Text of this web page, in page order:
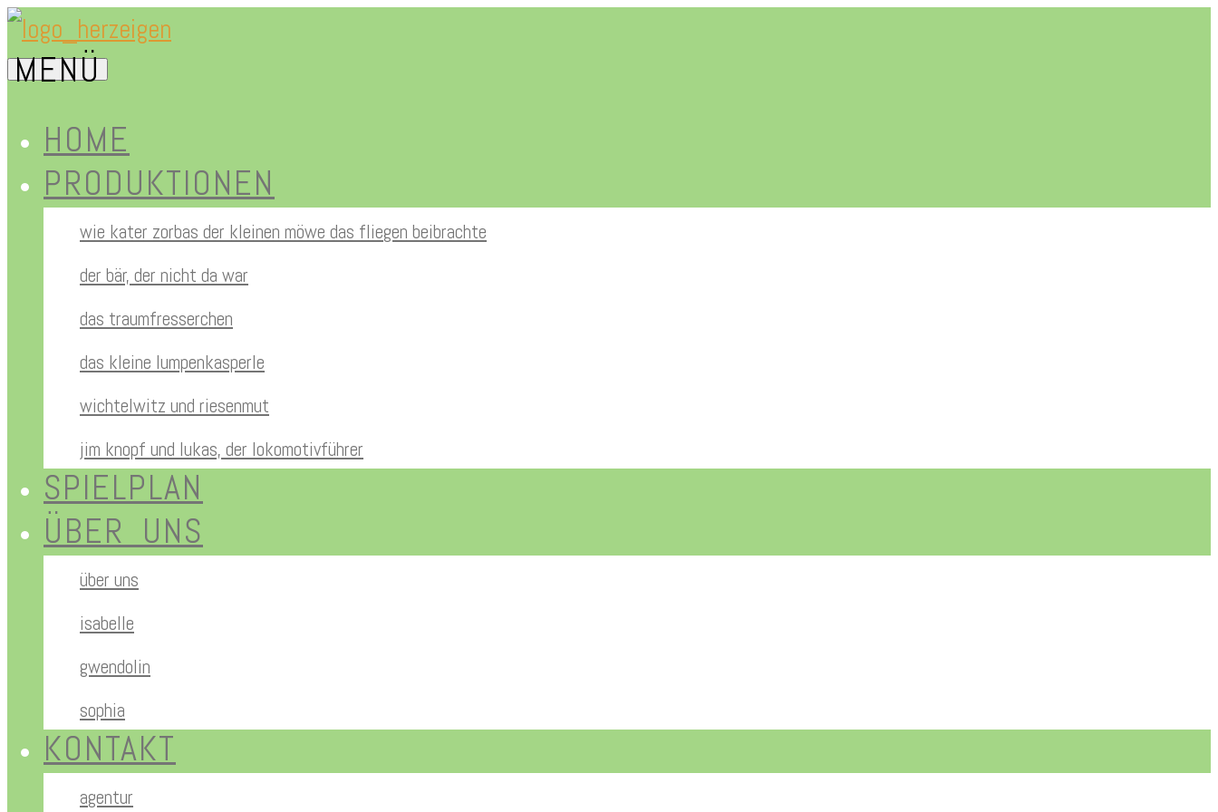
Zum
Inhalt
herz-
eigen.de
MENÜ
HOME
PRODUKTIONEN
wie kater zorbas der kleinen möwe das fliegen beibrachte
der bär, der nicht da war
das traumfresserchen
das kleine lumpenkasperle
wichtelwitz und riesenmut
jim knopf und lukas, der lokomotivführer
SPIELPLAN
ÜBER UNS
über uns
isabelle
gwendolin
sophia
KONTAKT
agentur